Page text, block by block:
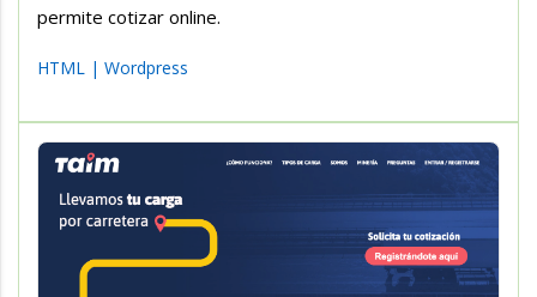
permite cotizar online.
HTML | Wordpress